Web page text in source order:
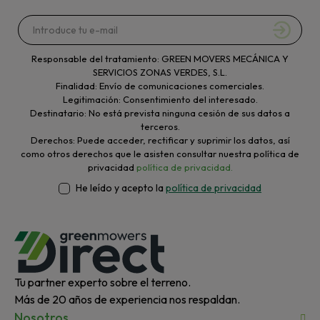
Responsable del tratamiento: GREEN MOVERS MECÁNICA Y
SERVICIOS ZONAS VERDES, S.L.
Finalidad: Envío de comunicaciones comerciales.
Legitimación: Consentimiento del interesado.
Destinatario: No está prevista ninguna cesión de sus datos a
terceros.
Derechos: Puede acceder, rectificar y suprimir los datos, así
como otros derechos que le asisten consultar nuestra política de
privacidad política de privacidad.
He leído y acepto la política de privacidad
Tu partner experto sobre el terreno.
Más de 20 años de experiencia nos respaldan.